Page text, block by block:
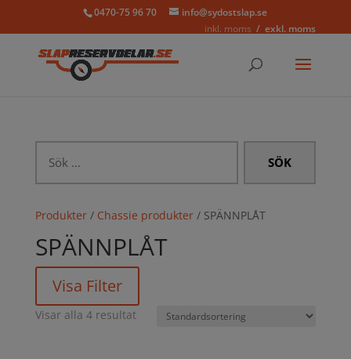
0470-75 96 70
info@sydostslap.se
inkl. moms
exkl. moms
efter:
Produkter/ Chassie produkter/ SPÄNNPLÅT
SPÄNNPLÅT
Visa Filter
Visar alla 4 resultat